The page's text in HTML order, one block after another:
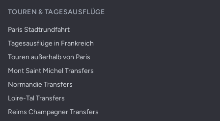
TOUREN & TAGESAUSFLÜGE
Paris Stadtrundfahrt
Tagesausflüge in Frankreich
Touren außerhalb von Paris
Mont Saint Michel Transfers
Normandie Transfers
Loire-Tal Transfers
Reims Champagner Transfers